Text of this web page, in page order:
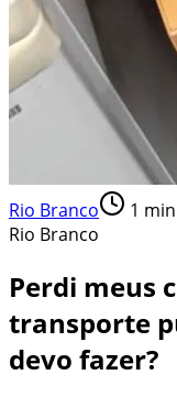
Rio Branco 1
Rio Branco
Perdi meus
transporte
devo fazer?